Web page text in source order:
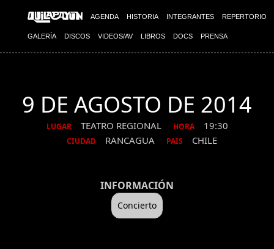
AGENDA HISTORIA INTEGRANTES REPERTORIO
GALERÍA DISCOS VIDEOS/AV LIBROS DOCS PRENSA
9 DE AGOSTO DE 2014
LUGAR TEATRO REGIONAL HORA 19:30
CIUDAD RANCAGUA PAIS CHILE
INFORMACIÓN
Concierto